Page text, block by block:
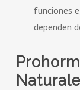
funciones
dependen